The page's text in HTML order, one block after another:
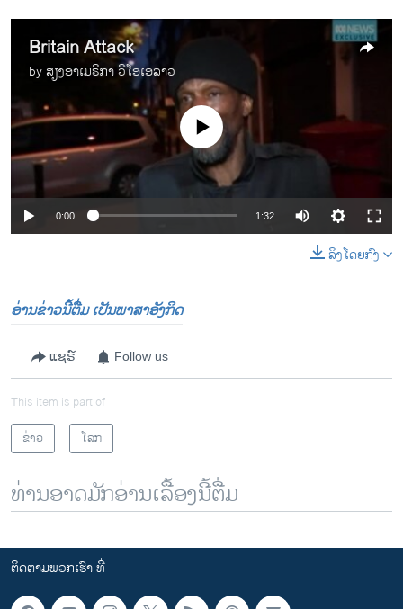
Britain Attack
by ສຽງອາເມຣິກາ ວີໂອເອລາວ
No media source currently available
0:00 1:32
ລິງໂດຍກົງ
ອ່ານຂ່າວນີ້ຕື່ມ ເປັນພາສາອັງກິດ
ແຊຣ໌ Follow us
This item is part of
ຂ່າວ
ໂລກ
ທ່ານອາດມັກອ່ານເລື້ອງນີ້ຕື່ມ
ຕິດຕາມພວກເຮົາ ທີ່